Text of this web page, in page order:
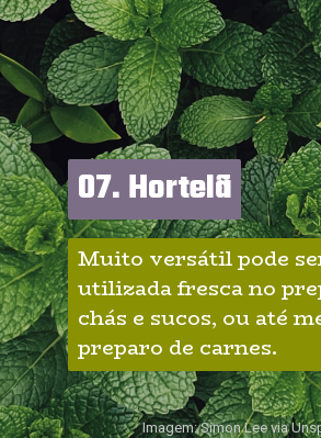
07. Hortelã
07. Hortelã
Muito versátil pode
utilizada fresca no
chás e sucos, ou até
preparo de carnes.
Imagem: Simon Lee via